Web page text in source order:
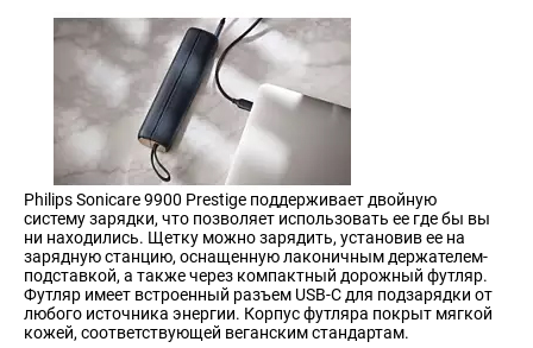
Philips Sonicare 9900 Prestige поддерживает двойную
систему зарядки, что позволяет использовать ее где бы вы
ни находились. Щетку можно зарядить, установив ее на
зарядную станцию, оснащенную лаконичным держателем-
подставкой, а также через компактный дорожный футляр.
Футляр имеет встроенный разъем USB-C для подзарядки от
любого источника энергии. Корпус футляра покрыт мягкой
кожей, соответствующей веганским стандартам.